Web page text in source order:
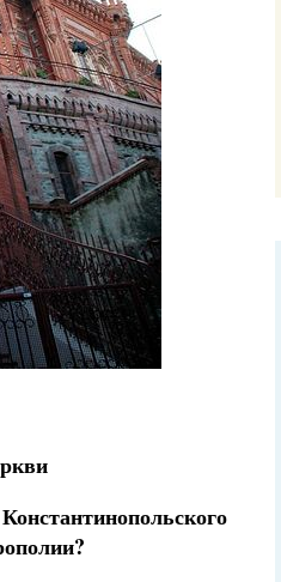
Чего ждет от нас Бог. 10 заповедей Божиих
Святитель Николай Сербский